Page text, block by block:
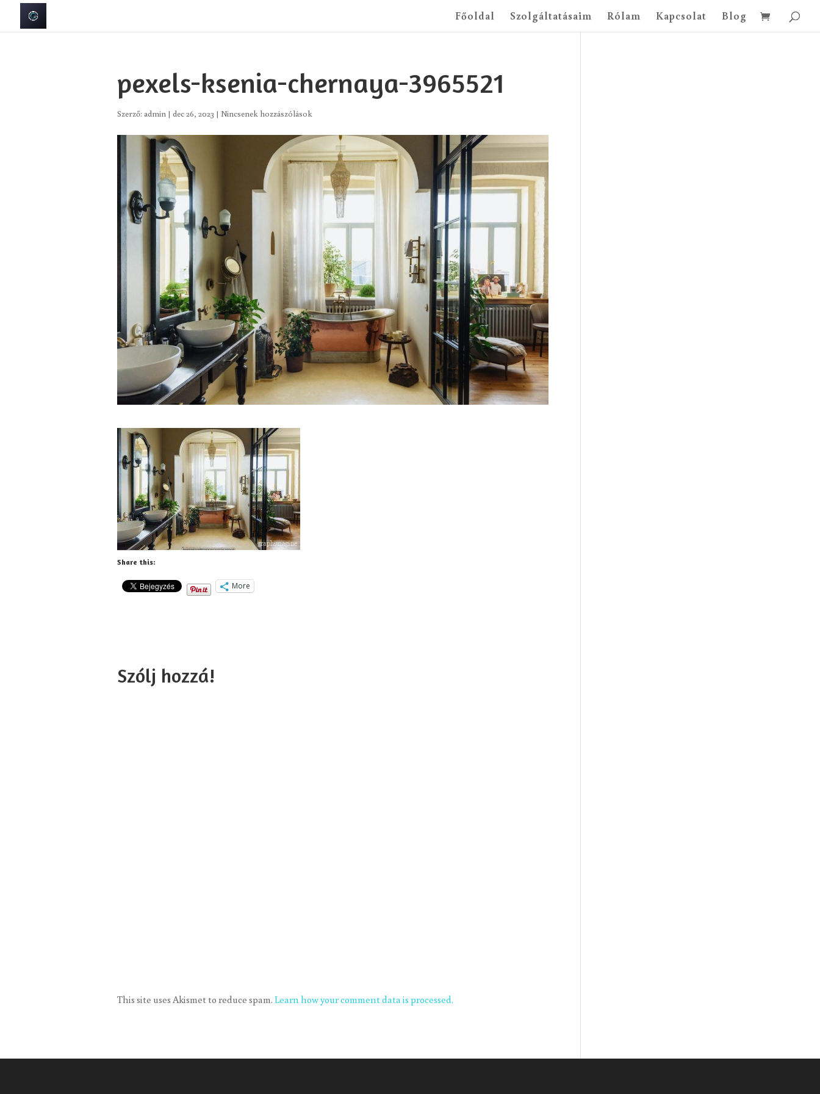
Főoldal Szolgáltatásaim Rólam Kapcsolat Blog
pexels-ksenia-chernaya-3965521
Szerző: admin | dec 26, 2023 | Nincsenek hozzászólások
Share this:
More
Szólj hozzá!
This site uses Akismet to reduce spam. Learn how your comment data is processed.